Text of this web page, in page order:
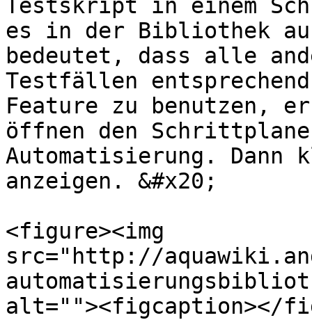
Testskript in einem
es in der Bibliothek
bedeutet, dass alle
Testfällen
Feature zu benutzen,
öffnen den
Automatisierung.
anzeigen. &#x20;
<figure><img
src="http://
alt=""><figcaption></